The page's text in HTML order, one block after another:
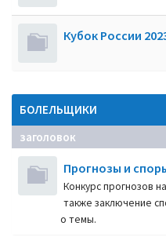
Кубок России
БОЛЕЛЬЩИКИ
заголовок
Прогнозы и
Конкурс прогнозов
также заключение
о темы.